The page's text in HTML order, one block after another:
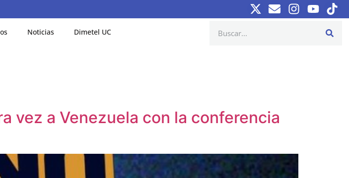
Noticias Dimetel UC
vez a Venezuela con la conferencia